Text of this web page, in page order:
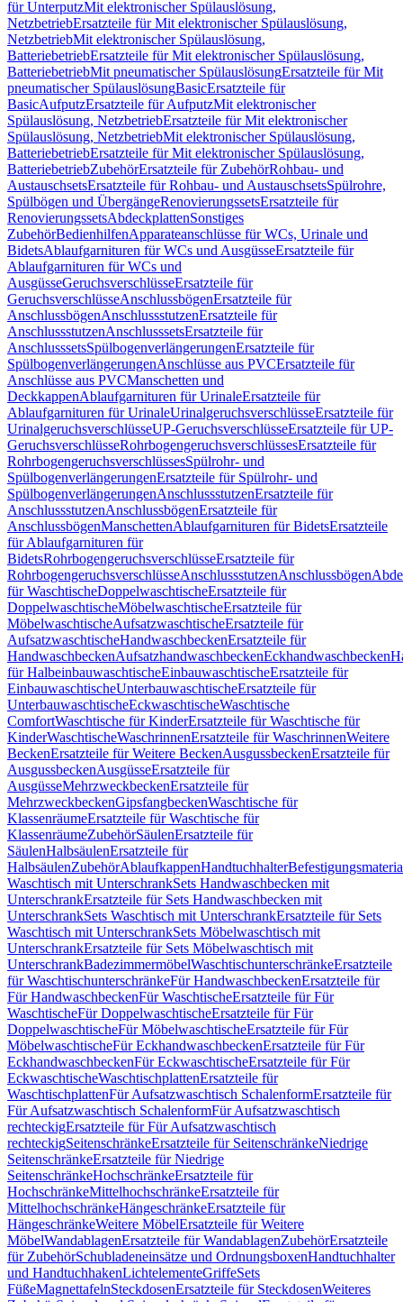
für UnterputzMit elektronischer Spülauslösung,
NetzbetriebErsatzteile für Mit elektronischer Spülauslösung,
NetzbetriebMit elektronischer Spülauslösung,
BatteriebetriebErsatzteile für Mit elektronischer Spülauslösung,
BatteriebetriebMit pneumatischer SpülauslösungErsatzteile für Mit
pneumatischer SpülauslösungBasicErsatzteile für
BasicAufputzErsatzteile für AufputzMit elektronischer
Spülauslösung, NetzbetriebErsatzteile für Mit elektronischer
Spülauslösung, NetzbetriebMit elektronischer Spülauslösung,
BatteriebetriebErsatzteile für Mit elektronischer Spülauslösung,
BatteriebetriebZubehörErsatzteile für ZubehörRohbau- und
AustauschsetsErsatzteile für Rohbau- und AustauschsetsSpülrohre,
Spülbögen und ÜbergängeRenovierungssetsErsatzteile für
RenovierungssetsAbdeckplattenSonstiges
ZubehörBedienhilfenApparateanschlüsse für WCs, Urinale und
BidetsAblaufgarnituren für WCs und AusgüsseErsatzteile für
Ablaufgarnituren für WCs und
AusgüsseGeruchsverschlüsseErsatzteile für
GeruchsverschlüsseAnschlussbögenErsatzteile für
AnschlussbögenAnschlussstutzenErsatzteile für
AnschlussstutzenAnschlusssetsErsatzteile für
AnschlusssetsSpülbogenverlängerungenErsatzteile für
SpülbogenverlängerungenAnschlüsse aus PVCErsatzteile für
Anschlüsse aus PVCManschetten und
DeckkappenAblaufgarnituren für UrinaleErsatzteile für
Ablaufgarnituren für UrinaleUrinalgeruchsverschlüsseErsatzteile für
UrinalgeruchsverschlüsseUP-GeruchsverschlüsseErsatzteile für UP-
GeruchsverschlüsseRohrbogengeruchsverschlüssesErsatzteile für
RohrbogengeruchsverschlüssesSpülrohr- und
SpülbogenverlängerungenErsatzteile für Spülrohr- und
SpülbogenverlängerungenAnschlussstutzenErsatzteile für
AnschlussstutzenAnschlussbögenErsatzteile für
AnschlussbögenManschettenAblaufgarnituren für BidetsErsatzteile
für Ablaufgarnituren für
BidetsRohrbogengeruchsverschlüsseErsatzteile für
RohrbogengeruchsverschlüsseAnschlussstutzenAnschlussbögen
für WaschtischeDoppelwaschtischeErsatzteile für
DoppelwaschtischeMöbelwaschtischeErsatzteile für
MöbelwaschtischeAufsatzwaschtischeErsatzteile für
AufsatzwaschtischeHandwaschbeckenErsatzteile für
HandwaschbeckenAufsatzhandwaschbeckenEckhandwaschbecken
für HalbeinbauwaschtischeEinbauwaschtischeErsatzteile für
EinbauwaschtischeUnterbauwaschtischeErsatzteile für
UnterbauwaschtischeEckwaschtischeWaschtische
ComfortWaschtische für KinderErsatzteile für Waschtische für
KinderWaschtischeWaschrinnenErsatzteile für WaschrinnenWeitere
BeckenErsatzteile für Weitere BeckenAusgussbeckenErsatzteile für
AusgussbeckenAusgüsseErsatzteile für
AusgüsseMehrzweckbeckenErsatzteile für
MehrzweckbeckenGipsfangbeckenWaschtische für
KlassenräumeErsatzteile für Waschtische für
KlassenräumeZubehörSäulenErsatzteile für
SäulenHalbsäulenErsatzteile für
HalbsäulenZubehörAblaufkappenHandtuchhalter
Waschtisch mit UnterschrankSets Handwaschbecken mit
UnterschrankErsatzteile für Sets Handwaschbecken mit
UnterschrankSets Waschtisch mit UnterschrankErsatzteile für Sets
Waschtisch mit UnterschrankSets Möbelwaschtisch mit
UnterschrankErsatzteile für Sets Möbelwaschtisch mit
UnterschrankBadezimmermöbelWaschtischunterschränkeErsatzteile
für WaschtischunterschränkeFür HandwaschbeckenErsatzteile für
Für HandwaschbeckenFür WaschtischeErsatzteile für Für
WaschtischeFür DoppelwaschtischeErsatzteile für Für
DoppelwaschtischeFür MöbelwaschtischeErsatzteile für Für
MöbelwaschtischeFür EckhandwaschbeckenErsatzteile für Für
EckhandwaschbeckenFür EckwaschtischeErsatzteile für Für
EckwaschtischeWaschtischplattenErsatzteile für
WaschtischplattenFür Aufsatzwaschtisch SchalenformErsatzteile für
Für Aufsatzwaschtisch SchalenformFür Aufsatzwaschtisch
rechteckigErsatzteile für Für Aufsatzwaschtisch
rechteckigSeitenschränkeErsatzteile für SeitenschränkeNiedrige
SeitenschränkeErsatzteile für Niedrige
SeitenschränkeHochschränkeErsatzteile für
HochschränkeMittelhochschränkeErsatzteile für
MittelhochschränkeHängeschränkeErsatzteile für
HängeschränkeWeitere MöbelErsatzteile für Weitere
MöbelWandablagenErsatzteile für WandablagenZubehörErsatzteile
für ZubehörSchubladeneinsätze und OrdnungsboxenHandtuchhalter
und HandtuchhakenLichtelementeGriffeSets
FüßeMagnettafelnSteckdosenErsatzteile für SteckdosenWeiteres